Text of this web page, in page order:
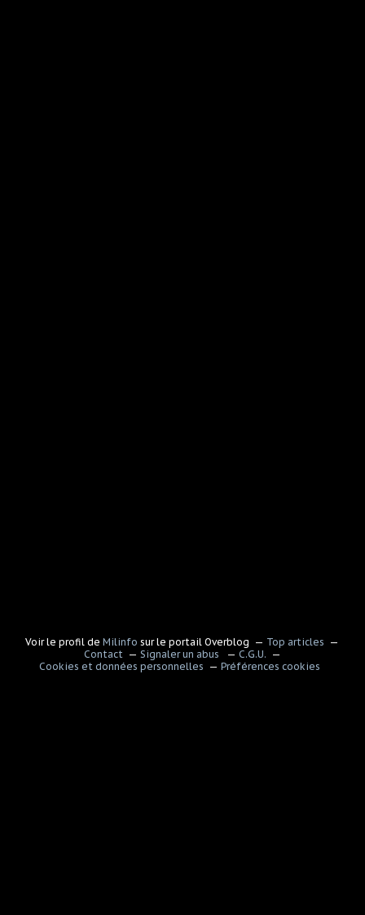
Voir le profil deMilinfo sur le portail Overblog
Top articles
Contact
Signaler un abus
C.G.U.
Cookies et données personnelles
Préférences cookies